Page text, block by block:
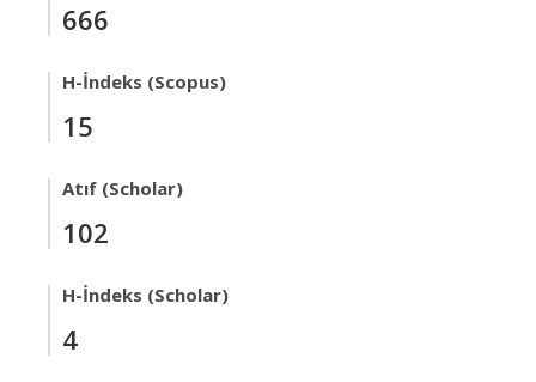
666
H-İndeks (Scopus)
15
Atıf (Scholar)
102
H-İndeks (Scholar)
4